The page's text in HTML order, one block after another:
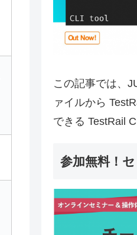
この記事では、
ァイルから
できる TestRail
参加無料！